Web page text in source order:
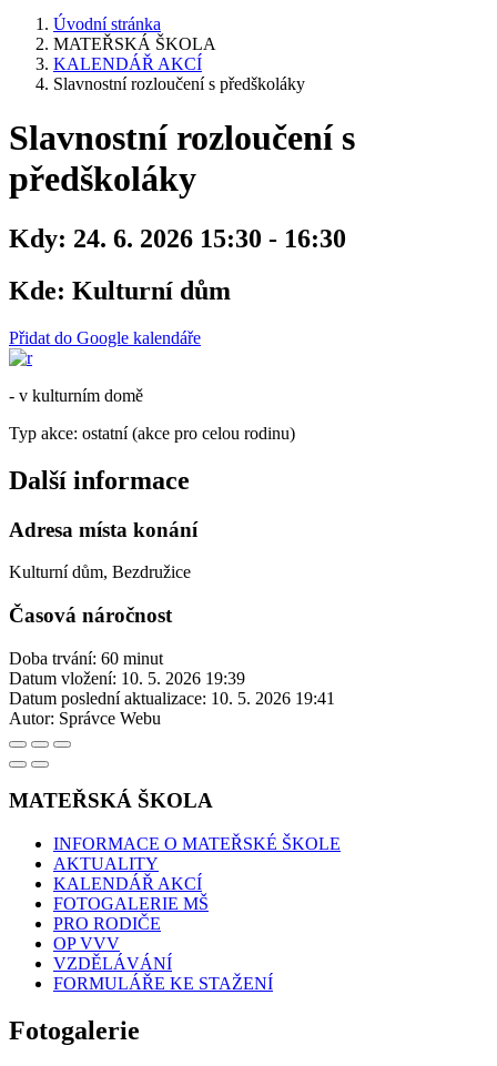
Úvodní stránka
MATEŘSKÁ ŠKOLA
KALENDÁŘ AKCÍ
Slavnostní rozloučení s předškoláky
Slavnostní rozloučení s
předškoláky
Kdy: 24. 6. 2026 15:30 - 16:30
Kde: Kulturní dům
Přidat do Google kalendáře
- v kulturním domě
Typ akce: ostatní (akce pro celou rodinu)
Další informace
Adresa místa konání
Kulturní dům, Bezdružice
Časová náročnost
Doba trvání: 60 minut
Datum vložení: 10. 5. 2026 19:39
Datum poslední aktualizace: 10. 5. 2026 19:41
Autor: Správce Webu
MATEŘSKÁ ŠKOLA
INFORMACE O MATEŘSKÉ ŠKOLE
AKTUALITY
KALENDÁŘ AKCÍ
FOTOGALERIE MŠ
PRO RODIČE
OP VVV
VZDĚLÁVÁNÍ
FORMULÁŘE KE STAŽENÍ
Fotogalerie